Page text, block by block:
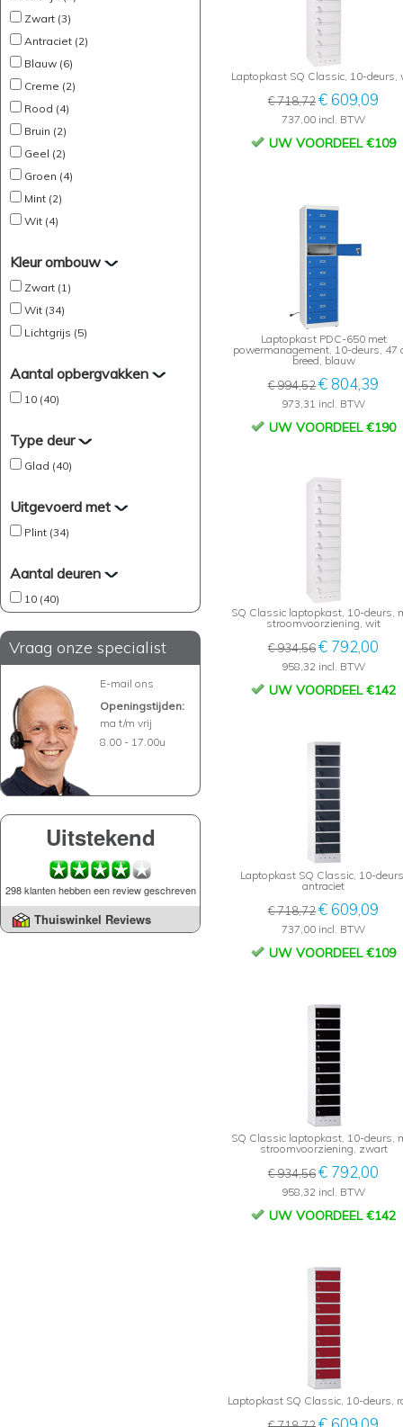
Zwart (3)
Antraciet (2)
Blauw (6)
Creme (2)
Rood (4)
Bruin (2)
Geel (2)
Groen (4)
Mint (2)
Wit (4)
Kleur ombouw
Zwart (1)
Wit (34)
Lichtgrijs (5)
Aantal opbergvakken
10 (40)
Type deur
Glad (40)
Uitgevoerd met
Plint (34)
Aantal deuren
10 (40)
Vraag onze specialist
E-mail ons
Openingstijden:
ma t/m vrij
8.00 - 17.00u
Uitstekend
298 klanten hebben een review geschreven
Thuiswinkel Reviews
Laptopkast SQ Classic, 10-deurs,
€ 718,72€ 609,09
737,00 incl. BTW
UW VOORDEEL €109
Laptopkast PDC-650 met
powermanagement, 10-deurs, 47
breed, blauw
€ 994,52€ 804,39
973,31 incl. BTW
UW VOORDEEL €190
SQ Classic laptopkast, 10-deurs,
stroomvoorziening, wit
€ 934,56€ 792,00
958,32 incl. BTW
UW VOORDEEL €142
Laptopkast SQ Classic, 10-
antraciet
€ 718,72€ 609,09
737,00 incl. BTW
UW VOORDEEL €109
SQ Classic laptopkast, 10-deurs,
stroomvoorziening, zwart
€ 934,56€ 792,00
958,32 incl. BTW
UW VOORDEEL €142
Laptopkast SQ Classic, 10-deurs,